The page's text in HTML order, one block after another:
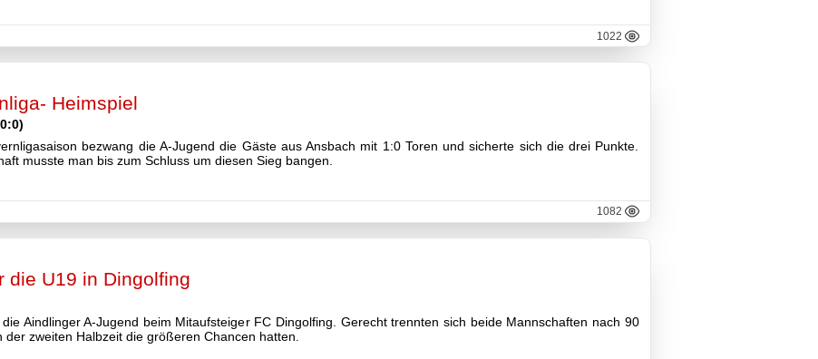
1022
Heimspiel
bezwang die A-Jugend die Gäste aus Ansbach mit 1:0 Toren und sicherte sich die drei Punkte.
musste man bis zum Schluss um diesen Sieg bangen.
1082
die U19 in Dingolfing
Aindlinger A-Jugend beim Mitaufsteiger FC Dingolfing. Gerecht trennten sich beide Mannschaften nach 90
zweiten Halbzeit die größeren Chancen hatten.